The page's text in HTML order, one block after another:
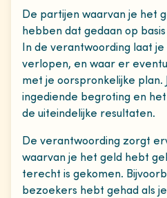
De partijen waarvan je het
hebben dat gedaan op
In de verantwoording laat
verlopen, en waar er
met je oorspronkelijke plan.
ingediende begroting en
de uiteindelijke resultaten.
De verantwoording zorgt
waarvan je het geld hebt
terecht is gekomen.
bezoekers hebt gehad als